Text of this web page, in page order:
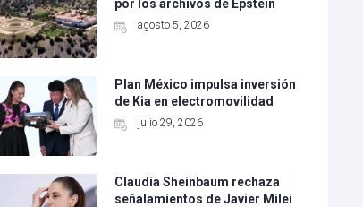
por los archivos de Epstein
agosto 5, 2026
Plan México impulsa inversión
de Kia en electromovilidad
julio 29, 2026
Claudia Sheinbaum rechaza
señalamientos de Javier Milei